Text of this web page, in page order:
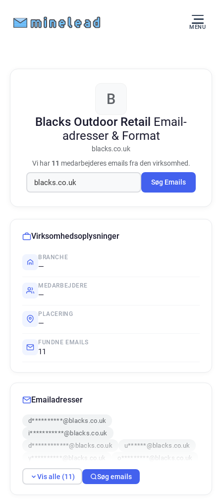
MENU
B
Blacks Outdoor Retail Email-
adresser & Format
blacks.co.uk
Vi har 11 medarbejderes emails fra den virksomhed.
Søg Emails
Virksomhedsoplysninger
BRANCHE
—
MEDARBEJDERE
—
PLACERING
—
FUNDNE EMAILS
11
Emailadresser
d**********@blacks.co.uk
i***********@blacks.co.uk
d************@blacks.co.uk
u******@blacks.co.uk
y**********@blacks.co.uk
o*********@blacks.co.uk
d**********@blacks.co.uk
v********@blacks.co.uk
e***********@blacks.co.uk
Vis alle (11) Søg emails